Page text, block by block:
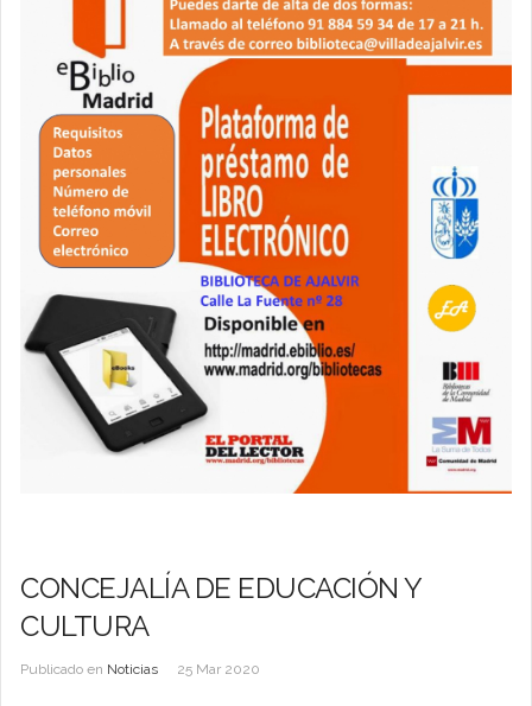
CONCEJALÍA DE EDUCACIÓN Y
CULTURA
Publicado en Noticias 25 Mar 2020